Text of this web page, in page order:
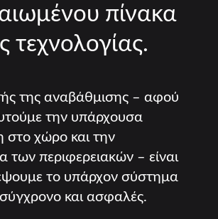
πίνακα
τεχνολογίας.
της αναβάθμισης – αφού
την υπάρχουσα
στο χώρο και την
των περιφερειακών – είναι
το υπάρχον σύστημα
και ασφαλές.